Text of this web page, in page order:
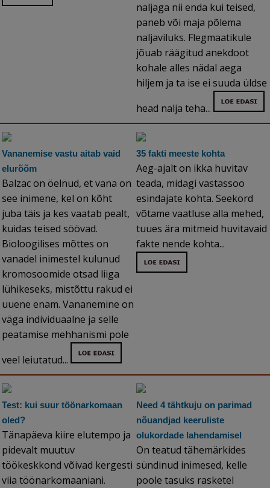
naljaga nii enda kui teised,
paneb või maja põlema
naljaviluks. Flegmaatikule
jõuab räägitud anekdoot
kohale alles nädal aega
hiljem ja ta ise ei suuda üldse
head nalja teha...
Vananemise vastu aitab vaid
elurõõm
Balzac on öelnud, et vana on
see inimene, kel on kõht
juba täis ja kes vaatab pealt,
kuidas teised söövad.
Bioloogilises mõttes on
vanadel inimestel kulunud
kromosoomide otsad liiga
lühikeseks, mistõttu rakud ei
uuene enam. Vananemine on
väga individuaalne ja selle
peatamise mehhanismi pole
veel leiutatud...
35 fakti meeste kohta
Aeg-ajalt on ikka huvitav
teada, midagi vastassoo
esindajate kohta. Seekord
võtame vaatluse alla mehed,
tuues ära mitmeid huvitavaid
fakte nende kohta...
Test: kui suur töönarkomaan
oled?
Tänapäeva kiire elutempo ja
pidevalt muutuv
töökeskkond võivad kergesti
viia töönarkomaaniani.
Need 4 tähtkuju on parimad
nõuandjad keeruliste
olukordade lahendamisel
On teatud tähemärkides
sündinud inimesed, kelle
poole tasuks rasketel